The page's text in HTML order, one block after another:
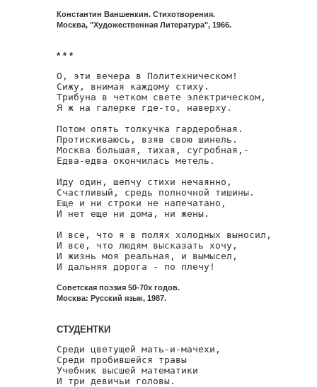
Константин Ваншенкин. Стихотворения.
Москва, "Художественная Литература", 1966.
* * *
О, эти вечера в Политехническом!
Сижу, внимая каждому стиху.
Трибуна в четком свете электрическом,
Я ж на галерке где-то, наверху.
Потом опять толкучка гардеробная.
Протискиваюсь, взяв свою шинель.
Москва большая, тихая, сугробная,-
Едва-едва окончилась метель.
Иду один, шепчу стихи нечаянно,
Счастливый, средь полночной тишины.
Еще и ни строки не напечатано,
И нет еще ни дома, ни жены.
И все, что я в полях холодных выносил,
И все, что людям высказать хочу,
И жизнь моя реальная, и вымысел,
И дальняя дорога - по плечу!
Советская поэзия 50-70х годов.
Москва: Русский язык, 1987.
СТУДЕНТКИ
Среди цветущей мать-и-мачехи,
Среди пробившейся травы
Учебник высшей математики
И три девичьи головы.